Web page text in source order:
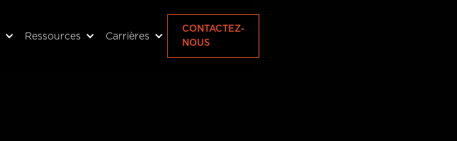
Ressources Carrières
CONTACTEZ-
NOUS